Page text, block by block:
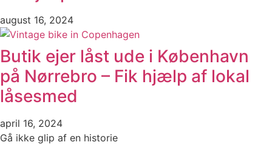
august 16, 2024
Butik ejer låst ude i København
på Nørrebro – Fik hjælp af lokal
låsesmed
april 16, 2024
Gå ikke glip af en historie